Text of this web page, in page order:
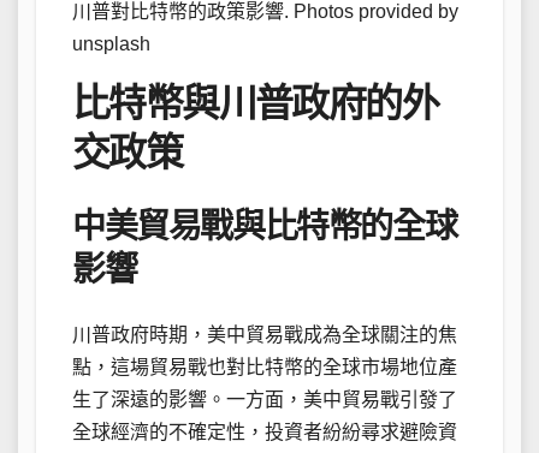
川普對比特幣的政策影響. Photos provided by
unsplash
比特幣與川普政府的外
交政策
中美貿易戰與比特幣的全球
影響
川普政府時期，美中貿易戰成為全球關注的焦
點，這場貿易戰也對比特幣的全球市場地位產
生了深遠的影響。一方面，美中貿易戰引發了
全球經濟的不確定性，投資者紛紛尋求避險資